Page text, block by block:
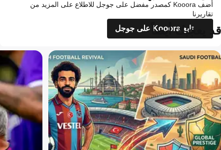
أضف Kooora كمصدر مفضل على جوجل للاطلاع على المزيد من
تقاريرنا
تابع Kooora على جوجل
قد يعجبك أيضاً